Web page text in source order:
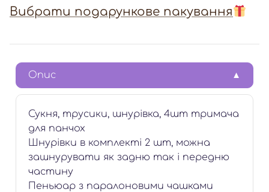
Вибрати подарункове пакування
Опис
Сукня, трусики, шнурівка, 4шт тримача
для панчох
Шнурівки в комплекті 2 шт, можна
зашнурувати як задню так і передню
частину
Пеньюар з паралоновими чашками